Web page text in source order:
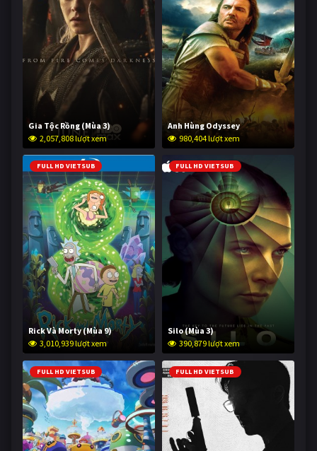
Gia Tộc Rồng (Mùa 3)
2,057,808 lượt xem
Anh Hùng Odyssey
980,404 lượt xem
FULL HD VIETSUB
Rick Và Morty (Mùa 9)
3,010,939 lượt xem
FULL HD VIETSUB
Silo (Mùa 3)
390,879 lượt xem
FULL HD VIETSUB FULL HD VIETSUB